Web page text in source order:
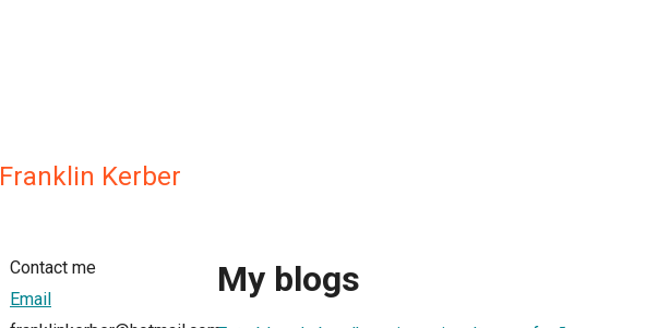
Franklin Kerber
Contact me
Email
My blogs